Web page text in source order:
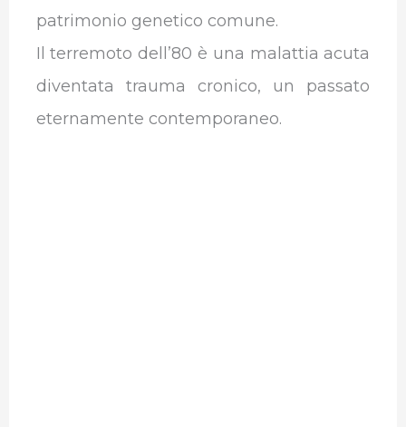
patrimonio genetico comune.
Il terremoto dell’80 è una malattia acuta
diventata trauma cronico, un passato
eternamente contemporaneo.